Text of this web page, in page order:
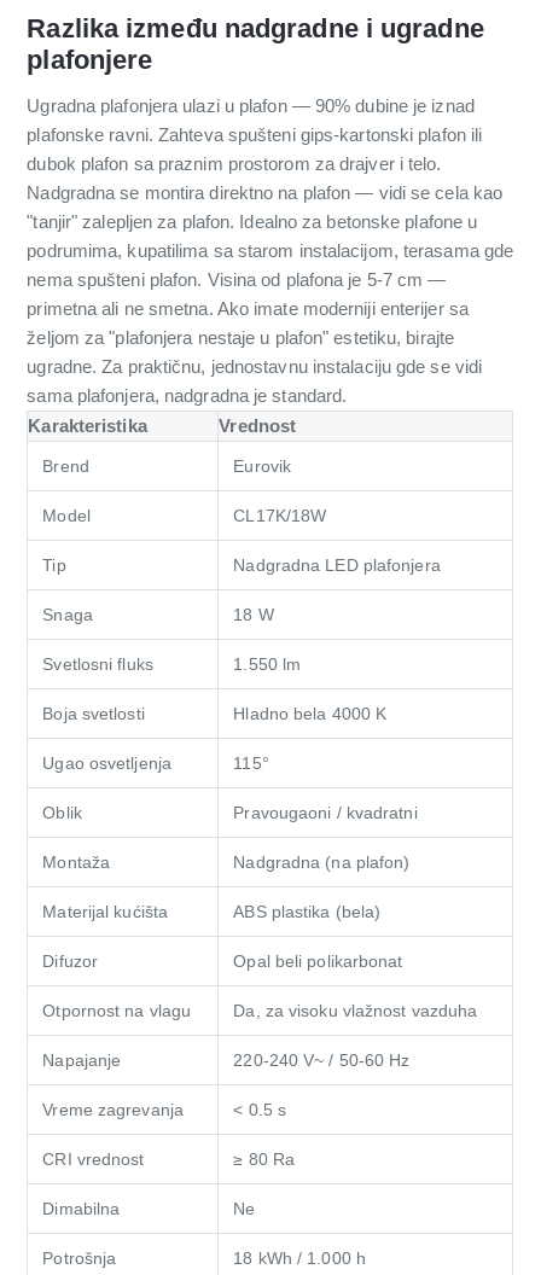
Razlika između nadgradne i ugradne
plafonjere
Ugradna plafonjera ulazi u plafon — 90% dubine je iznad
plafonske ravni. Zahteva spušteni gips-kartonski plafon ili
dubok plafon sa praznim prostorom za drajver i telo.
Nadgradna se montira direktno na plafon — vidi se cela kao
"tanjir" zalepljen za plafon. Idealno za betonske plafone u
podrumima, kupatilima sa starom instalacijom, terasama gde
nema spušteni plafon. Visina od plafona je 5-7 cm —
primetna ali ne smetna. Ako imate moderniji enterijer sa
željom za "plafonjera nestaje u plafon" estetiku, birajte
ugradne. Za praktičnu, jednostavnu instalaciju gde se vidi
sama plafonjera, nadgradna je standard.
Karakteristika
Vrednost
Brend Eurovik
Model CL17K/18W
Tip Nadgradna LED plafonjera
Snaga 18 W
Svetlosni fluks 1.550 lm
Boja svetlosti Hladno bela 4000 K
Ugao osvetljenja 115°
Oblik Pravougaoni / kvadratni
Montaža Nadgradna (na plafon)
Materijal kućišta ABS plastika (bela)
Difuzor Opal beli polikarbonat
Otpornost na vlagu Da, za visoku vlažnost vazduha
Napajanje 220-240 V~ / 50-60 Hz
Vreme zagrevanja < 0.5 s
CRI vrednost ≥ 80 Ra
Dimabilna Ne
Potrošnja 18 kWh / 1.000 h